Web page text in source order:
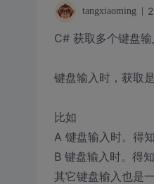
tangxiaoming
C# 获取多个键盘
键盘输入时，获取
比如
A 键盘输入时。得
B 键盘输入时。得
其它键盘输入也是一